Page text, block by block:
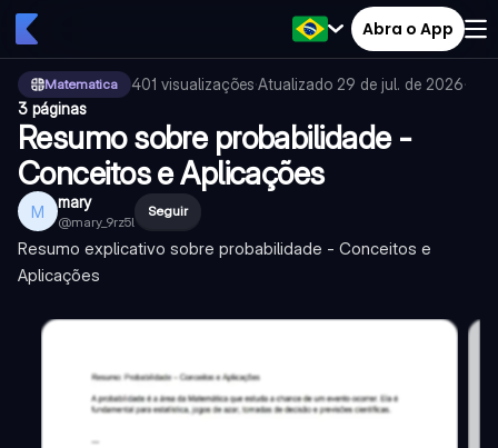
Abra o App
Matematica 401 visualizações·Atualizado 29 de jul. de 2026·
3 páginas
Resumo sobre probabilidade -
Conceitos e Aplicações
M mary
@mary_9rz5l
Seguir
Resumo explicativo sobre probabilidade - Conceitos e
Aplicações